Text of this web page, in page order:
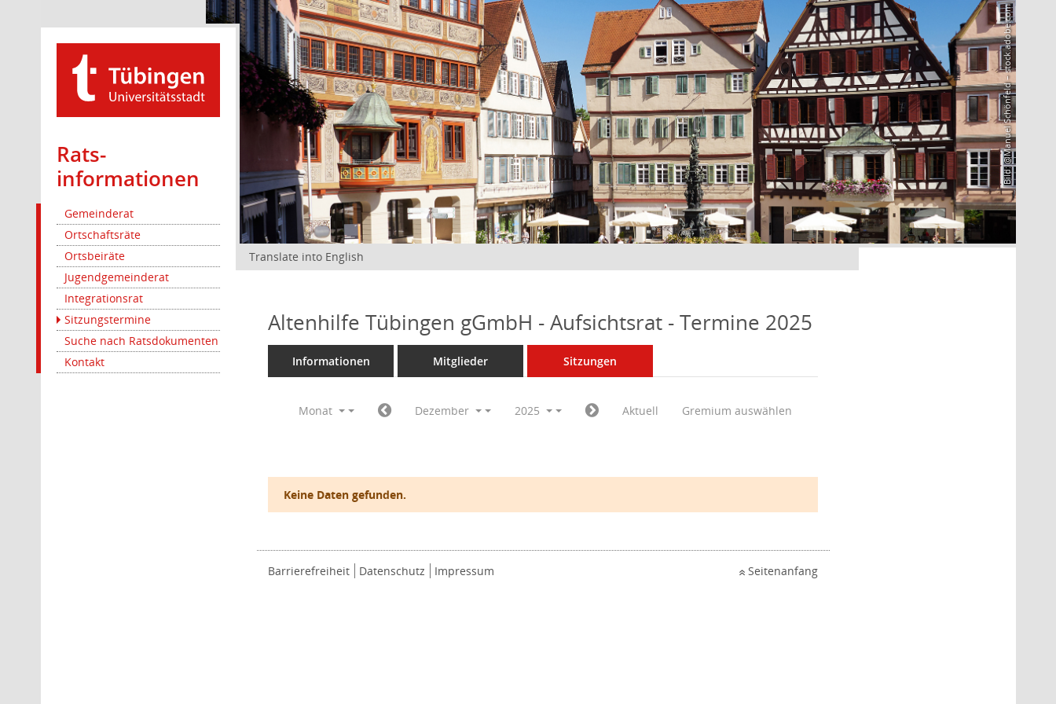
Rats­
informationen
Gemeinderat
Ortschaftsräte
Ortsbeiräte
Jugendgemeinderat
Integrationsrat
Sitzungstermine
Suche nach Ratsdokumenten
Kontakt
Bild: @Manuel Schönfeld – stock.adobe.com
Translate into English
Altenhilfe Tübingen gGmbH - Aufsichtsrat - Termine 2025
Informationen Mitglieder Sitzungen
Monat Dezember 2025 Aktuell Gremium auswählen
Keine Daten gefunden.
Barrierefreiheit Datenschutz Impressum Seitenanfang